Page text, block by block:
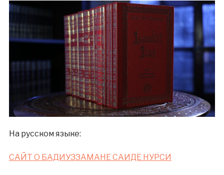
На русском языке:
САЙТ О БАДИУЗЗАМАНЕ САИДЕ НУРСИ